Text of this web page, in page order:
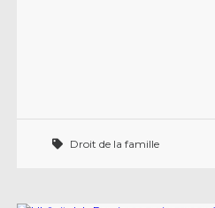
Droit de la famille